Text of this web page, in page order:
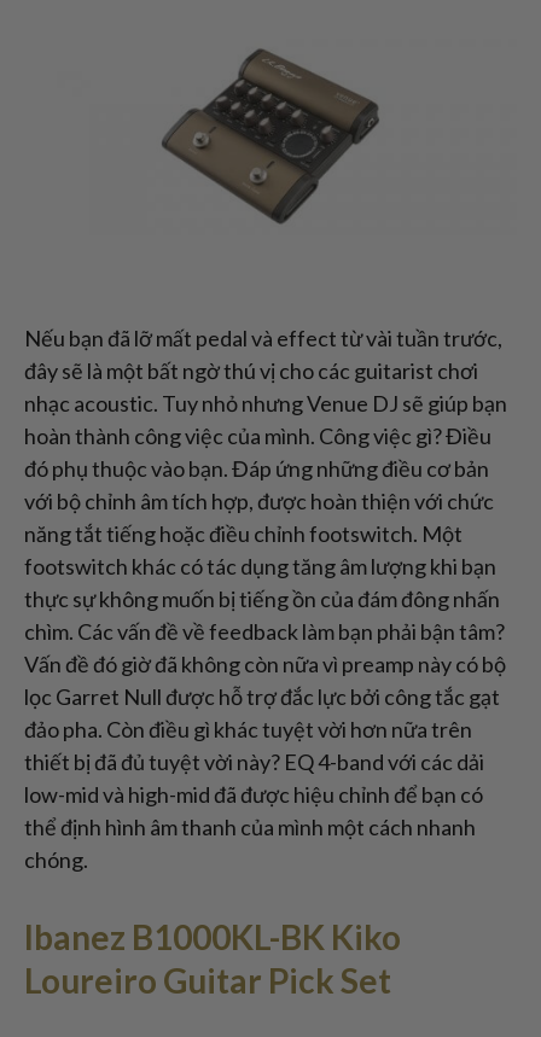
Nếu bạn đã lỡ mất pedal và effect từ vài tuần trước,
đây sẽ là một bất ngờ thú vị cho các guitarist chơi
nhạc acoustic. Tuy nhỏ nhưng Venue DJ sẽ giúp bạn
hoàn thành công việc của mình. Công việc gì? Điều
đó phụ thuộc vào bạn. Đáp ứng những điều cơ bản
với bộ chỉnh âm tích hợp, được hoàn thiện với chức
năng tắt tiếng hoặc điều chỉnh footswitch. Một
footswitch khác có tác dụng tăng âm lượng khi bạn
thực sự không muốn bị tiếng ồn của đám đông nhấn
chìm. Các vấn đề về feedback làm bạn phải bận tâm?
Vấn đề đó giờ đã không còn nữa vì preamp này có bộ
lọc Garret Null được hỗ trợ đắc lực bởi công tắc gạt
đảo pha. Còn điều gì khác tuyệt vời hơn nữa trên
thiết bị đã đủ tuyệt vời này? EQ 4-band với các dải
low-mid và high-mid đã được hiệu chỉnh để bạn có
thể định hình âm thanh của mình một cách nhanh
chóng.
Ibanez B1000KL-BK Kiko
Loureiro Guitar Pick Set